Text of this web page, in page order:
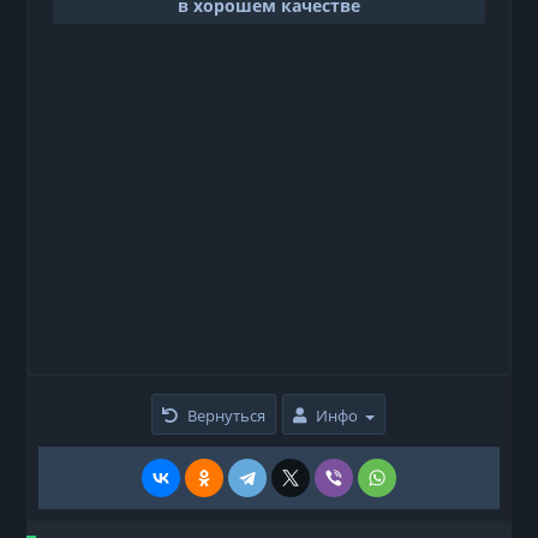
в хорошем качестве
Вернуться Инфо